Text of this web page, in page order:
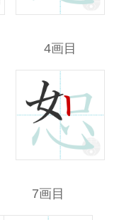
4画目
7画目